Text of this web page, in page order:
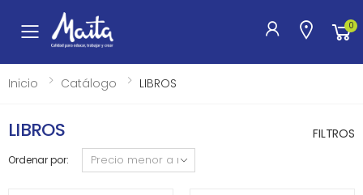
Toggle mobile menu 0
Inicio Catálogo LIBROS
LIBROS FILTROS
Ordenar por: